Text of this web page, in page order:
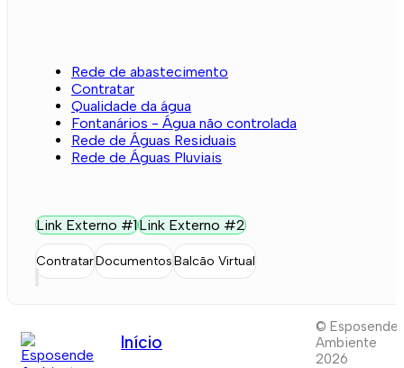
Rede de abastecimento
Contratar
Qualidade da água
Fontanários - Água não controlada
Rede de Águas Residuais
Rede de Águas Pluviais
Link Externo #1Link Externo #2
ContratarDocumentosBalcão Virtual
Início
© Esposende
Ambiente
2026